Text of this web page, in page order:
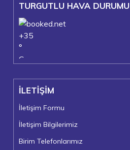
TURGUTLU HAVA DURUMU
+35
°
C
+24°
Turgutlu
Perşembe, 06
İLETİŞİM
İletişim Formu
İletişim Bilgilerimiz
Birim Telefonlarımız